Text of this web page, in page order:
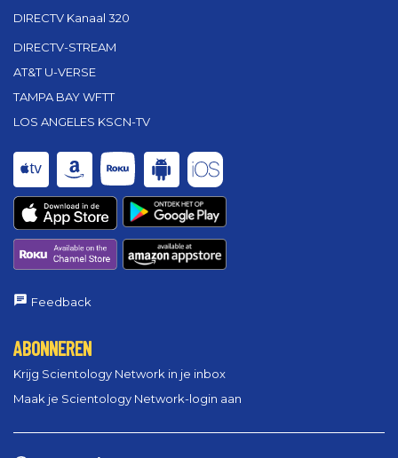
DIRECTV Kanaal 320
DIRECTV-STREAM
AT&T U-VERSE
TAMPA BAY WFTT
LOS ANGELES KSCN-TV
Feedback
ABONNEREN
Krijg Scientology Network in je inbox
Maak je Scientology Network-login aan